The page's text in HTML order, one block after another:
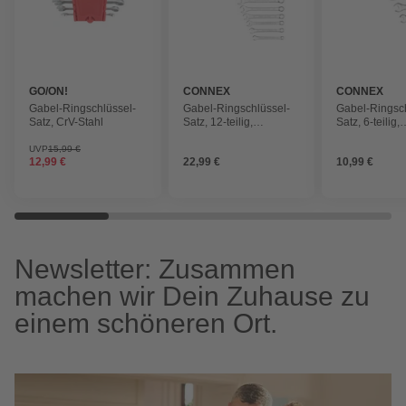
GO/ON!
Gabel-Ringschlüssel-
Satz, CrV-Stahl
UVP15,99 €
12,99 €
CONNEX
Gabel-Ringschlüssel-
Satz, 12-teilig,
22,99 €
CONNEX
Gabel-
Satz, 6-teilig,
10,99 €
Newsletter: Zusammen
machen wir Dein Zuhause zu
einem schöneren Ort.